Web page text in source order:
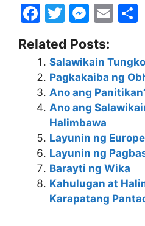
F
c
e
b
o
o
k
T
w
itt
er
M
s
s
e
n
g
er
E
ai
l
Related Posts:
Salawikain
Pagkakaiba ng
Ano ang
Ano ang
Halimbawa
Layunin ng
Layunin ng
Barayti ng Wika
Kahulugan at
Karapatang